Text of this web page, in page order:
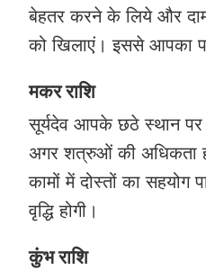
बेहतर करने के लिये और
को खिलाएं। इससे आपका
मकर राशि
सूर्यदेव आपके छठे स्थान
अगर शत्रुओं की अधिकता
कामों में दोस्तों का
वृद्धि होगी।
कुंभ राशि